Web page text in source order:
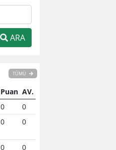
ARA
TÜMÜ
Puan AV.
0
0
0 0
0
0